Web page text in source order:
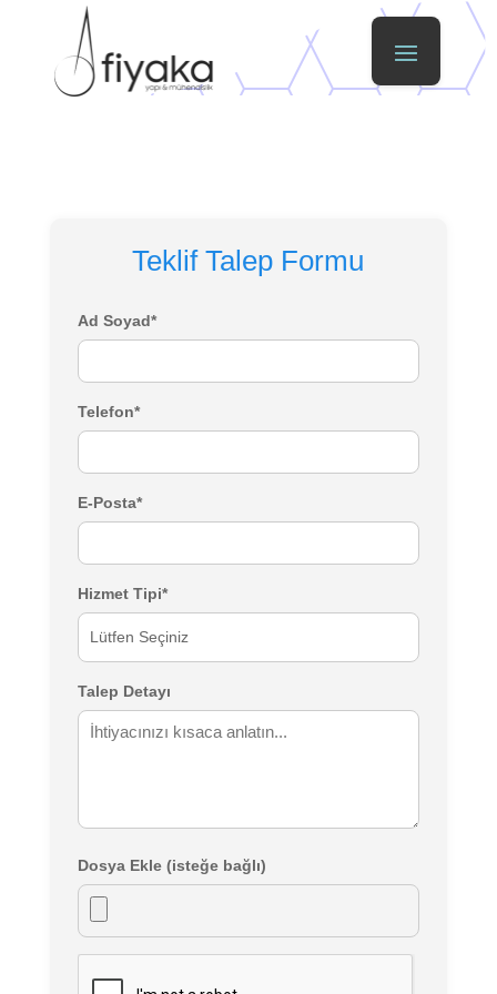
Teklif Talep Formu
Ad Soyad*
Telefon*
E-Posta*
Hizmet Tipi*
Lütfen Seçiniz
Talep Detayı
Dosya Ekle (isteğe bağlı)